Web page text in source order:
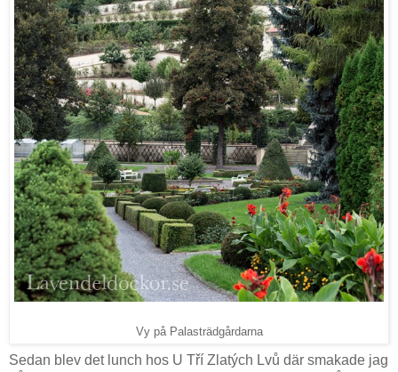
Vy på Palasträdgårdarna
Sedan blev det lunch hos U Tří Zlatých Lvů där smakade jag